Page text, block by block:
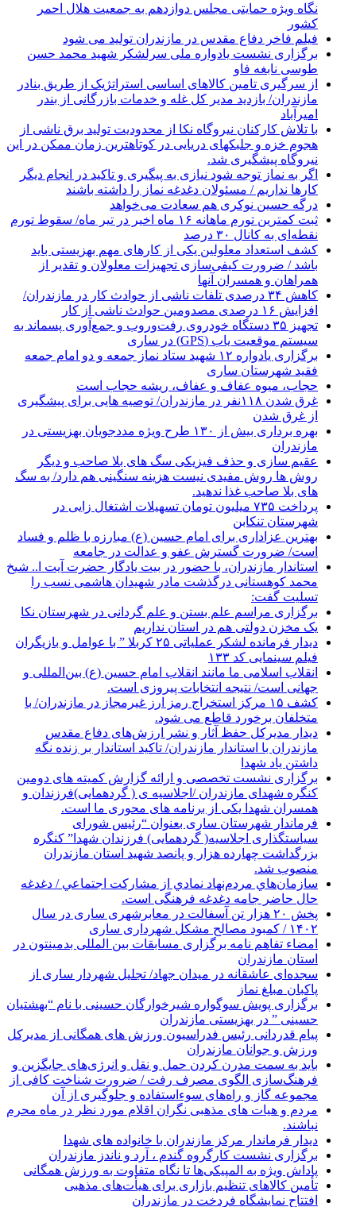
نگاه ویژه حمایتی مجلس دوازدهم به جمعیت هلال احمر
کشور
فیلم فاخر دفاع مقدس در مازندران تولید می شود
برگزاری نشست یادواره ملی سرلشکر شهید محمد حسن
طوسی نابغه فاو
از سرگیری تامین کالاهای اساسی استراتژیک از طریق بنادر
مازندران/ بازدید مدیر کل غله و خدمات بازرگانی از بندر
امیرآباد
با تلاش کارکنان نیروگاه نکا از محدودیت تولید برق ناشی از
هجوم خزه و جلبکهای دریایی در کوتاهترین زمان ممکن در این
نیروگاه پیشگیری شد.
اگر به نماز توجه شود نیازی به پیگیری و تاکید در انجام دیگر
کارها نداریم / مسئولان دغدغه نماز را داشته باشند
درگه حسین نوکری هم سعادت می‌خواهد
ثبت کمترین تورم ماهانه ۱۶ ماه اخیر در تیر ماه/ سقوط تورم
نقطه‌ای به کانال ۳۰ درصد
کشف استعداد معلولین یکی از کارهای مهم بهزیستی باید
باشد / ضرورت کیفی‌سازی تجهیزات معلولان و تقدیر از
همراهان و همسران آنها
کاهش ۳۴ درصدی تلفات ناشی از حوادث كار در مازندران/
افزایش ۱۶ درصدی مصدومین حوادث ناشی از کار
تجهیز ۳۵ دستگاه خودروی رفت‌وروب و جمع‌آوری پسماند به
سیستم موقعیت یاب (GPS) در ساری
برگزاری یادواره ۱۲ شهید ستاد نماز جمعه و دو امام جمعه
فقید شهرستان ساری
حجاب، میوه عفاف و عفاف، ریشه حجاب است
غرق شدن ۱۱۸نفر در مازندران/ توصيه هايی برای پيشگيری
از غرق شدن
بهره برداری بیش از ۱۳۰ طرح ویژه مددجویان بهزیستی در
مازندران
عقیم سازی و حذف فیزیکی سگ های بلا صاحب و دیگر
روش ها روش مفیدی نیست هزینه سنگینی هم دارد/ به سگ
های بلا صاحب غذا ندهید.
پرداخت ۷۳۵ میلیون تومان تسهیلات اشتغال زایی در
شهرستان تنکابن
بهترین عزاداری برای امام حسین (ع) مبارزه با ظلم و فساد
است/ ضرورت گسترش عفو و عدالت در جامعه
استاندار مازندران، با حضور در بیت یادگار حضرت آیت ا.. شیخ
محمد کوهستانی درگذشت مادر شهیدان هاشمی نسب را
تسلیت گفت:
برگزاری مراسم علم بستن و علم گردانی در شهرستان نکا
یک مخزن دولتی هم در استان نداریم
دیدار فرمانده لشکر عملیاتی ۲۵ کربلا ” با عوامل و بازیگران
فیلم سینمایی کد ۱۳۳
انقلاب اسلامی ما مانند انقلاب امام حسین (ع) بین‌المللی و
جهانی است/ نتیجه انتخابات پیروزی است.
کشف ۱۵ مرکز استخراج رمز ارز غیرمجاز در مازندران/ با
متخلفان برخورد قاطع می شود.
دیدار مدیرکل حفظ آثار و نشر ارزش‌های دفاع مقدس
مازندران با استاندار مازندران/ تاکید استاندار بر زنده نگه
داشتن یاد شهدا
برگزاری نشست تخصصی و ارائه گزارش کمیته های دومین
کنگره شهدای مازندران /اجلاسیه ی ( گردهمایی)فرزندان و
همسران شهدا یکی از برنامه های محوری ما است.
فرماندار شهرستان ساری بعنوان “رئیس شورای
سیاستگذاری اجلاسیه( گردهمایی) فرزندان شهدا” کنگره
بزرگداشت چهارده هزار و پانصد شهید استان مازندران
منصوب شد.
سازمان‌هاي مردم‌نهاد نمادي از مشاركت اجتماعي / دغدغه
حال حاضر جامه دغدغه فرهنگی است.
پخش ۲۰ هزار تن آسفالت در معابرشهری ساری در سال
۱۴۰۲ / کمبود مصالح مشکل شهرداری ساری
امضاء تفاهم نامه برگزاری مسابقات بین المللی بدمینتون در
استان مازندران
سجده‌ای عاشقانه در میدان جهاد/ تجلیل شهردار ساری از
پاکبان مبلغ نماز
برگزاری پویش سوگواره شیرخوارگان حسینی با نام “بهشتیان
حسینی ” در بهزیستی مازندران
پیام قدردانی رئیس فدراسیون ورزش های همگانی از مدیرکل
ورزش و جوانان مازندران
باید به سمت مدرن کردن حمل و نقل و انرژی‌های جایگزین و
فرهنگ‌سازی الگوی مصرف رفت / ضرورت شناخت کافی از
مجموعه گاز و راه‌های سوءاستفاده و جلوگیری از آن
مردم و هیات های مذهبی نگران اقلام مورد نظر در ماه محرم
نباشند.
دیدار فرماندار مرکز مازندران با خانواده های شهدا
برگزاری نشست کارگروه گندم ، آرد و ناندز مازندران
پاداش ویژه به المپیکی‌ها تا نگاه متفاوت به ورزش همگانی
تأمین کالاهای تنظیم بازاری برای هیأت‌های مذهبی
افتتاح نمایشگاه فردخت در مازندران